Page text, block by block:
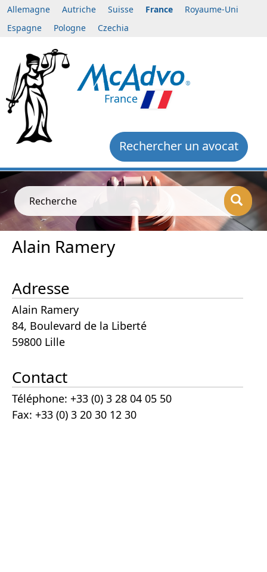
Allemagne Autriche Suisse France
Royaume-Uni
Espagne
Pologne Czechia
France
Rechercher un avocat
Recherche
Alain Ramery
Adresse
Alain Ramery
84, Boulevard de la Liberté
59800 Lille
Contact
Téléphone: +33 (0) 3 28 04 05 50
Fax: +33 (0) 3 20 30 12 30